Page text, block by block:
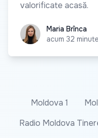
valorificate acasă.
Maria BrîncaMaria Brînca
acum 32 minute
Moldova 1
Radio Moldova